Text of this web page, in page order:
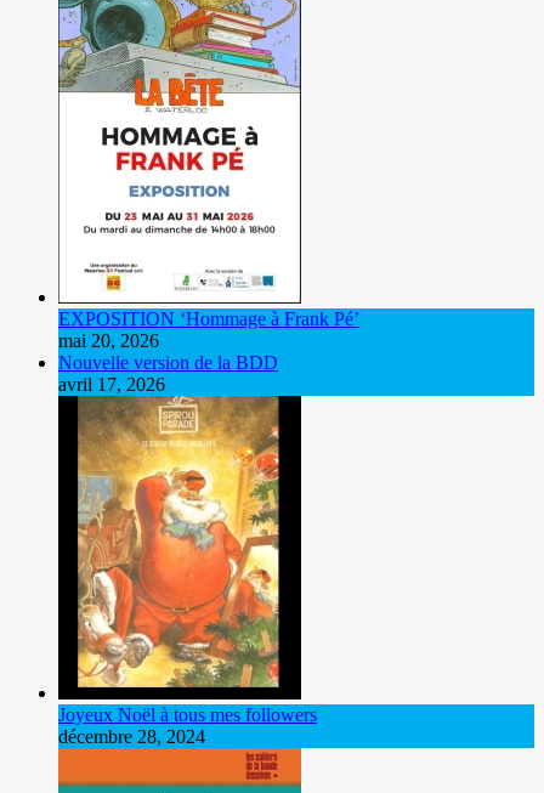
EXPOSITION ‘Hommage à Frank Pé’
mai 20, 2026
Nouvelle version de la BDD
avril 17, 2026
Joyeux Noël à tous mes followers
décembre 28, 2024